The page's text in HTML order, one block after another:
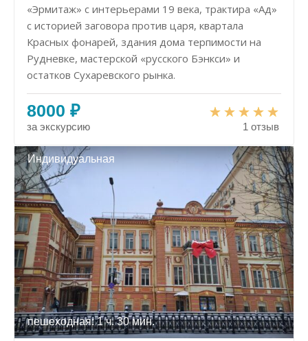
«Эрмитаж» с интерьерами 19 века, трактира «Ад»
с историей заговора против царя, квартала
Красных фонарей, здания дома терпимости на
Рудневке, мастерской «русского Бэнкси» и
остатков Сухаревского рынка.
8000 ₽
за экскурсию 1 отзыв
Индивидуальная
пешеходная: 1 ч. 30 мин.